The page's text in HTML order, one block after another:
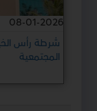
08-01-2026
شرطة رأس
المجتمعية